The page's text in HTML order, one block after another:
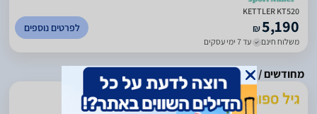
KETTLER KT520
₪5,190
משלוח חינם עד 7 ימי עסקים
לפרטים נוספים
מחודשים / עודפים / מתצוגה
5
(
475
)